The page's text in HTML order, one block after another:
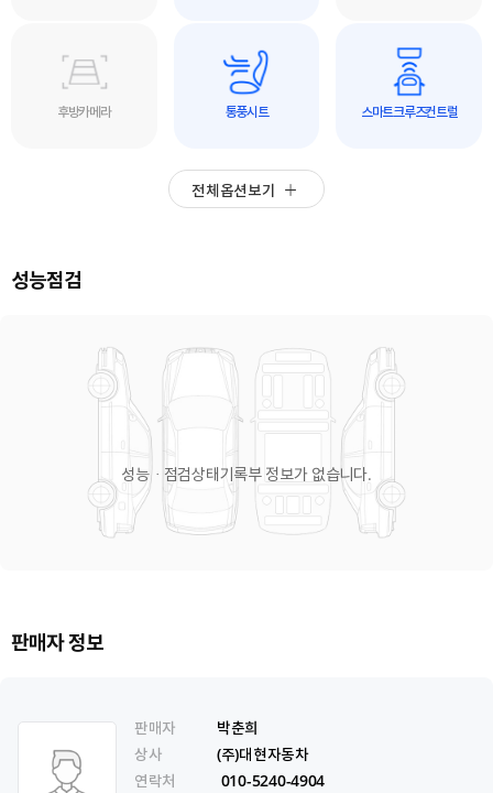
후방카메라 통풍시트 스마트크루즈컨트럴
전체옵션보기
성능점검
성능ㆍ점검상태기록부 정보가 없습니다.
판매자 정보
판매자
박춘희
상사
(주)대현자동차
연락처
010-5240-4904